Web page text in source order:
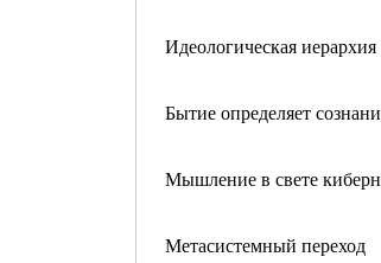
Идеологическая иерархия
Бытие определяет
Мышление в свете
Метасистемный переход